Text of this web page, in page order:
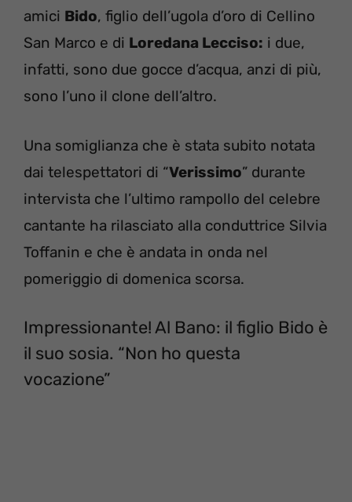
amici Bido, figlio dell’ugola d’oro di Cellino
San Marco e di Loredana Lecciso: i due,
infatti, sono due gocce d’acqua, anzi di più,
sono l’uno il clone dell’altro.
Una somiglianza che è stata subito notata
dai telespettatori di “Verissimo” durante
intervista che l’ultimo rampollo del celebre
cantante ha rilasciato alla conduttrice Silvia
Toffanin e che è andata in onda nel
pomeriggio di domenica scorsa.
Impressionante! Al Bano: il figlio Bido è
il suo sosia. “Non ho questa
vocazione”